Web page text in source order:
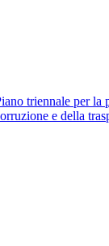
triennale per la
e della